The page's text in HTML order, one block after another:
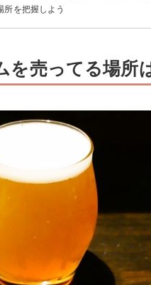
マスターズドリーム （260円）
ビール ギフトBOX（2911円）
モルツ マスターズドリーム24本（6850円）
所を把握しよう
を売ってる場所